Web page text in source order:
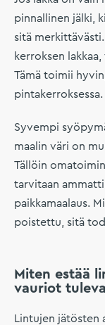
pinnallinen jälki,
sitä
kerroksen
Tämä toimii
pintakerroksessa.
Syvempi
maalin väri on
Tällöin
tarvitaan
paikkamaalaus.
poistettu, sitä
Miten estää
vauriot
Lintujen jätösten